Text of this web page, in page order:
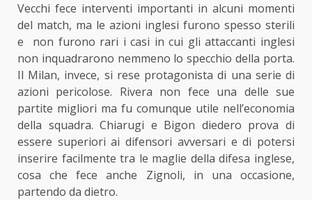
Vecchi fece interventi importanti in alcuni momenti
del match, ma le azioni inglesi furono spesso sterili
e non furono rari i casi in cui gli attaccanti inglesi
non inquadrarono nemmeno lo specchio della porta.
Il Milan, invece, si rese protagonista di una serie di
azioni pericolose. Rivera non fece una delle sue
partite migliori ma fu comunque utile nell’economia
della squadra. Chiarugi e Bigon diedero prova di
essere superiori ai difensori avversari e di potersi
inserire facilmente tra le maglie della difesa inglese,
cosa che fece anche Zignoli, in una occasione,
partendo da dietro.